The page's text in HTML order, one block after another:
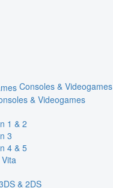
Consoles & Videogames
& Videogames
1 & 2
3
4 & 5
Vita
& 2DS